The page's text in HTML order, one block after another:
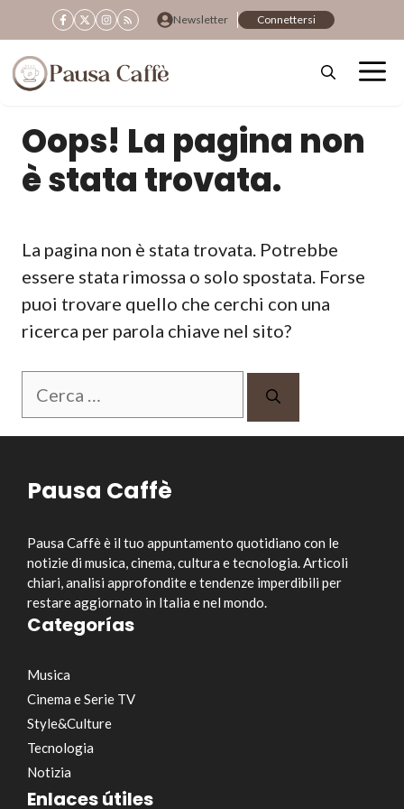
al
contenuto
Newsletter Connettersi
Oops! La pagina non
è stata trovata.
La pagina non è stata trovata. Potrebbe
essere stata rimossa o solo spostata. Forse
puoi trovare quello che cerchi con una
ricerca per parola chiave nel sito?
Ricerca
Pausa Caffè
Pausa Caffè è il tuo appuntamento quotidiano con le
notizie di musica, cinema, cultura e tecnologia. Articoli
chiari, analisi approfondite e tendenze imperdibili per
restare aggiornato in Italia e nel mondo.
Categorías
Musica
Cinema e Serie TV
Style&Culture
Tecnologia
Notizia
Enlaces útiles